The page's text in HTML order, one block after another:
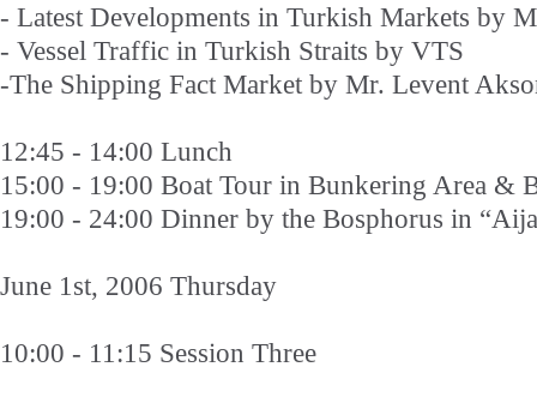
- Latest Developments in Turkish Markets by
- Vessel Traffic in Turkish Straits by VTS
-The Shipping Fact Market by Mr. Levent
12:45 - 14:00 Lunch
15:00 - 19:00 Boat Tour in Bunkering Area &
19:00 - 24:00 Dinner by the Bosphorus in
June 1st, 2006 Thursday
10:00 - 11:15 Session Three